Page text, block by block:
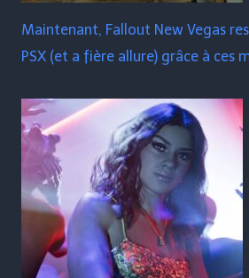
Maintenant, Fallout New Vegas
PSX (et a fière allure) grâce à ces